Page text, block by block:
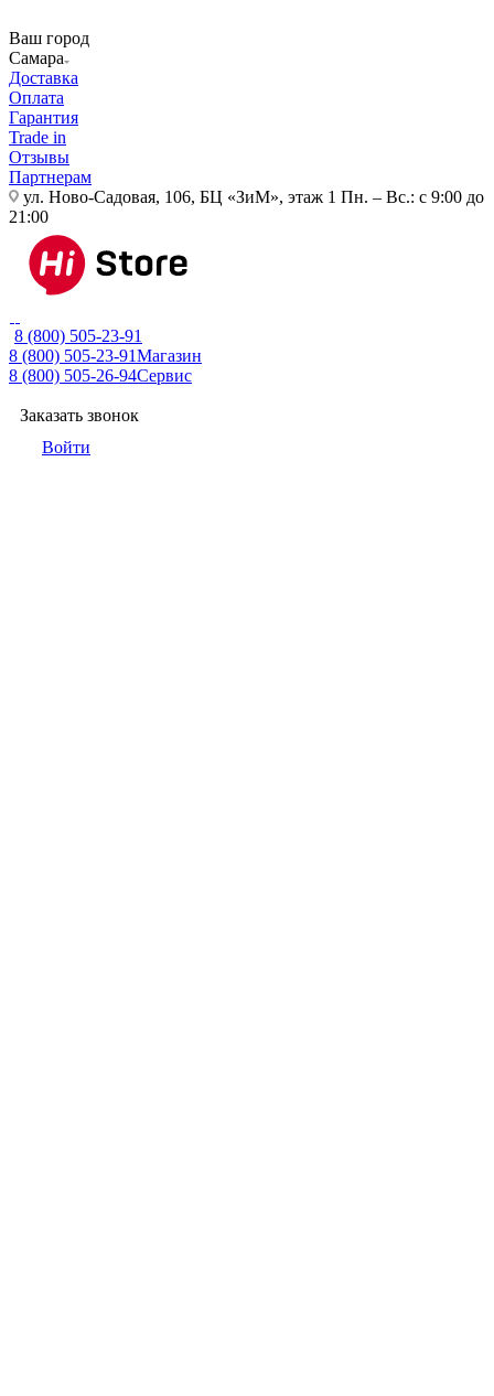
Ваш город
Самара
Доставка
Оплата
Гарантия
Trade in
Отзывы
Партнерам
ул. Ново-Садовая, 106, БЦ «ЗиМ», этаж 1 Пн. – Вс.: с 9:00 до
21:00
8 (800) 505-23-91
8 (800) 505-23-91Магазин
8 (800) 505-26-94Сервис
Заказать звонок
Войти